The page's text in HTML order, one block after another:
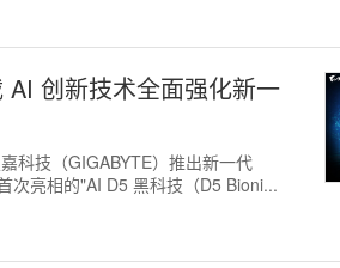
创新技术全面强化新一
科技（GIGABYTE）推出新一代
次亮相的"AI D5 黑科技（D5 Bioni...